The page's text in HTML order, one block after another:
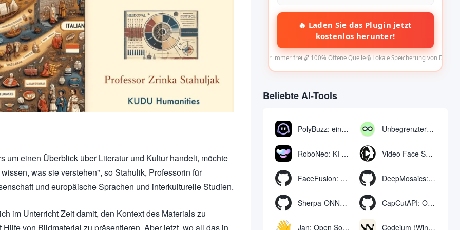
um einen Überblick über Literatur und Kultur handelt, möchte
was sie verstehen", so Stahulik, Professorin für
und europäische Sprachen und interkulturelle Studien.
im Unterricht Zeit damit, den Kontext des Materials zu
🔥 Laden Sie das Plugin jetzt
kostenlos herunter!
✅ Für immer frei·🔓 100% Offene Quelle·🔒 Lokale Speicherung von Daten
Beliebte AI-Tools
PolyBuzz: eine kostenlose Chat- und Rollenspielplattform für die Interaktion mit KI-Charakteren Unbegrenzter AI-Chat: kostenloses unbegrenztes AI-Chat-Tool
RoboNeo: KI-Tool zur Erstellung und Bearbeitung von Videos und Bildern per Chat Video Face Swap
FaceFusion: Video Face Swap Enhancement Tool | Voice Sync Video Mouth Moves DeepMosaics: Automatisches Entfernen von Mosaiken aus oder Hinzufügen von Mosaiken zu Bildern und Videos
Sherpa-ONNX: Offline-Spracherkennung und -synthese mit ONNXRuntime CapCutAPI: Open-Source-Tool zur automatischen Steuerung von CapCut-Videoclips
Jan: Open Source Offline-KI-Assistent, ChatGPT-Ersatz, lokale KI-Modelle oder Verbindung zur Cloud-KI Codeium (Windsurf Editor): kostenloses KI-Code-Vervollständigungs- und Chat-Tool, Windsurf schreibt den kompletten Projektcode in einer dialogorientierten Weise